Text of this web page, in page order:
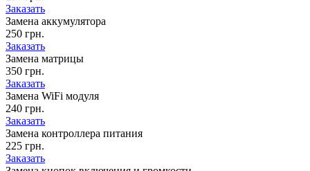
Заказать
Замена аккумулятора
250 грн.
Заказать
Замена матрицы
350 грн.
Заказать
Замена WiFi модуля
240 грн.
Заказать
Замена контроллера питания
225 грн.
Заказать